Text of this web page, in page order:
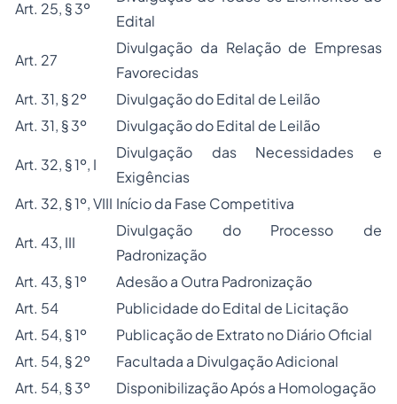
Art. 25, § 3º
Edital
Art. 27
Divulgação da Relação de Empresas
Favorecidas
Art. 31, § 2º
Divulgação do Edital de Leilão
Art. 31, § 3º
Divulgação do Edital de Leilão
Art. 32, § 1º, I
Divulgação das Necessidades e
Exigências
Art. 32, § 1º, VIII Início da Fase Competitiva
Art. 43, III
Divulgação do Processo de
Padronização
Art. 43, § 1º
Adesão a Outra Padronização
Art. 54
Publicidade do Edital de Licitação
Art. 54, § 1º
Publicação de Extrato no Diário Oficial
Art. 54, § 2º
Facultada a Divulgação Adicional
Art. 54, § 3º
Disponibilização Após a Homologação